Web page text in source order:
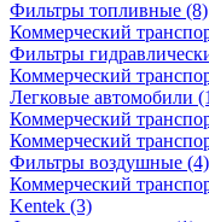
Фильтры топливные (8)
Коммерческий
Фильтры
Коммерческий
Легковые автомобили
Коммерческий
Коммерческий
Фильтры воздушные (4)
Коммерческий
Kentek (3)